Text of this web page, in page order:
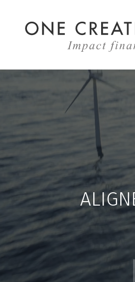
contenu